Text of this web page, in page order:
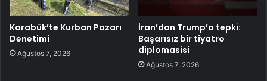
Karabük’te Kurban Pazarı
Denetimi
Ağustos 7, 2026
İran’dan Trump’a tepki:
Başarısız bir tiyatro
diplomasisi
Ağustos 7, 2026